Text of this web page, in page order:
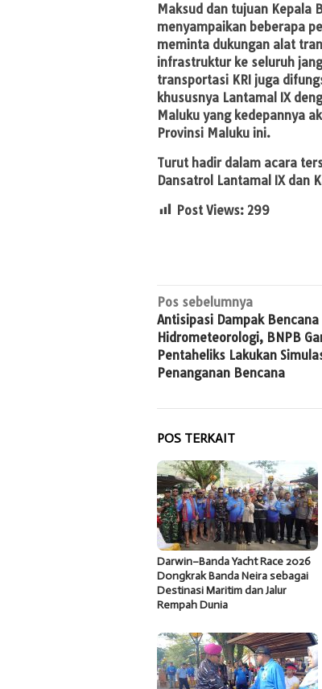
Maksud dan tujuan Kepala
menyampaikan beberapa
meminta dukungan alat
infrastruktur ke seluruh
transportasi KRI juga
khususnya Lantamal IX
Maluku yang kedepannya
Provinsi Maluku ini.
Turut hadir dalam acara
Dansatrol Lantamal IX dan
Post Views: 299
Navigasi
pos
Pos sebelumnya
Antisipasi Dampak Bencana
Hidrometeorologi, BNPB
Pentaheliks Lakukan
Penanganan Bencana
POS TERKAIT
Darwin–Banda Yacht Race 2026
Dongkrak Banda Neira sebagai
Destinasi Maritim dan Jalur
Rempah Dunia